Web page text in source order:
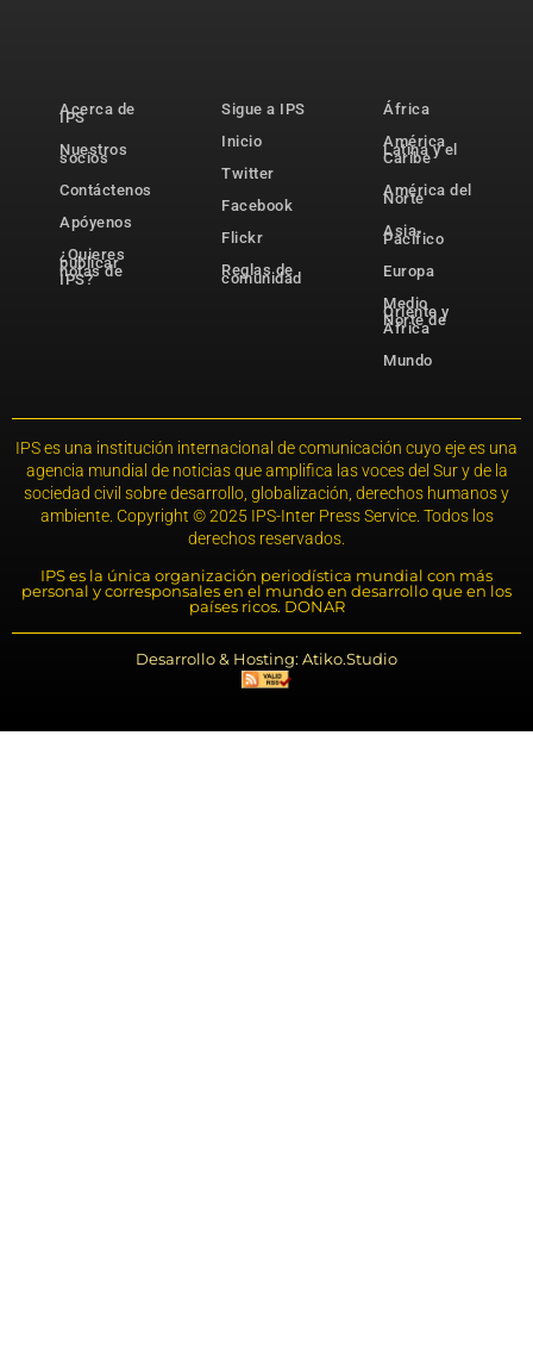
Acerca de
IPS
Nuestros
socios
Contáctenos
Apóyenos
¿Quieres
publicar
notas de
IPS?
Sigue a IPS
Inicio
Twitter
Facebook
Flickr
Reglas de
comunidad
África
América
Latina y el
Caribe
América del
Norte
Asia-
Pacífico
Europa
Medio
Oriente y
Norte de
África
Mundo
IPS es una institución internacional de comunicación cuyo eje es una
agencia mundial de noticias que amplifica las voces del Sur y de la
sociedad civil sobre desarrollo, globalización, derechos humanos y
ambiente. Copyright © 2025 IPS-Inter Press Service. Todos los
derechos reservados.
IPS es la única organización periodística mundial con más
personal y corresponsales en el mundo en desarrollo que en los
países ricos. DONAR
Desarrollo & Hosting: Atiko.Studio